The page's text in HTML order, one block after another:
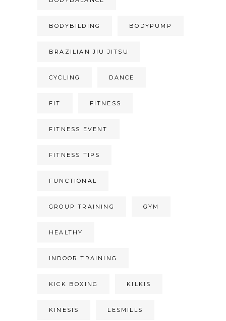
BODYBILDING BODYPUMP
BRAZILIAN JIU JITSU
CYCLING DANCE
FIT FITNESS
FITNESS EVENT
FITNESS TIPS
FUNCTIONAL
GROUP TRAINING GYM
HEALTHY
INDOOR TRAINING
KICK BOXING KILKIS
KINESIS LESMILLS